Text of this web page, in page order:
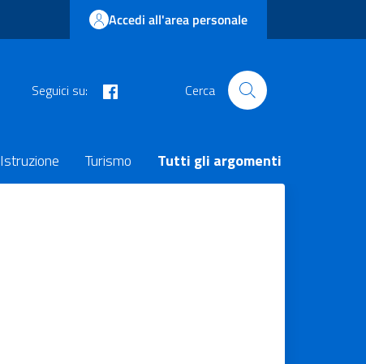
Accedi all'area personale
Seguici su: Cerca
Istruzione Turismo Tutti gli argomenti